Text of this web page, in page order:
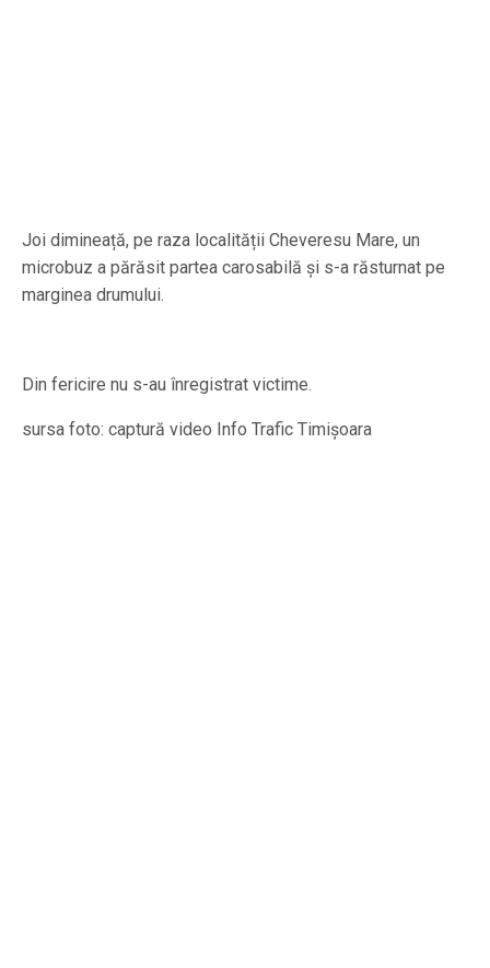
Joi dimineață, pe raza localității Cheveresu Mare, un
microbuz a părăsit partea carosabilă și s-a răsturnat pe
marginea drumului.
Din fericire nu s-au înregistrat victime.
sursa foto: captură video Info Trafic Timișoara